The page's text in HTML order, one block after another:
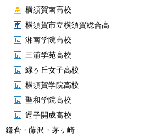
横須賀南高校
横須賀市立横須賀総合高
湘南学院高校
三浦学苑高校
緑ヶ丘女子高校
横須賀学院高校
聖和学院高校
逗子開成高校
鎌倉・藤沢・茅ヶ崎